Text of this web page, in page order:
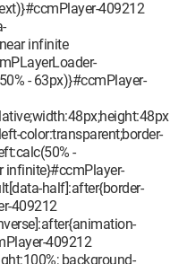
409212
infinite
- 63px)}#ccmPlayer-
color:transparent;border-
-
infinite}#ccmPlayer-
half]:after{border-
409212
409212
background-